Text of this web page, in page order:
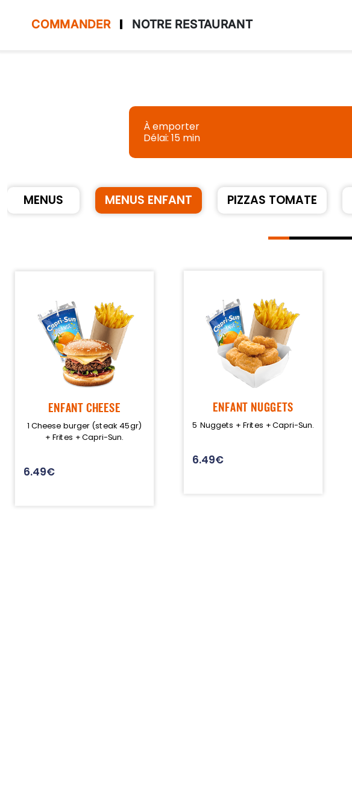
Contact
Mentions Légales
Avis
Mon Compte
Notre Restaurant
Zones de Livraison
COMMANDER NOTRE RESTAURANT
À emporter
Délai: 15 min
MENUS MENUS ENFANT PIZZAS TOMATE
ENFANT CHEESE
1 Cheese burger (steak 45gr)
+ Frites + Capri-Sun.
6.49€
ENFANT NUGGETS
5 Nuggets + Frites + Capri-Sun.
6.49€